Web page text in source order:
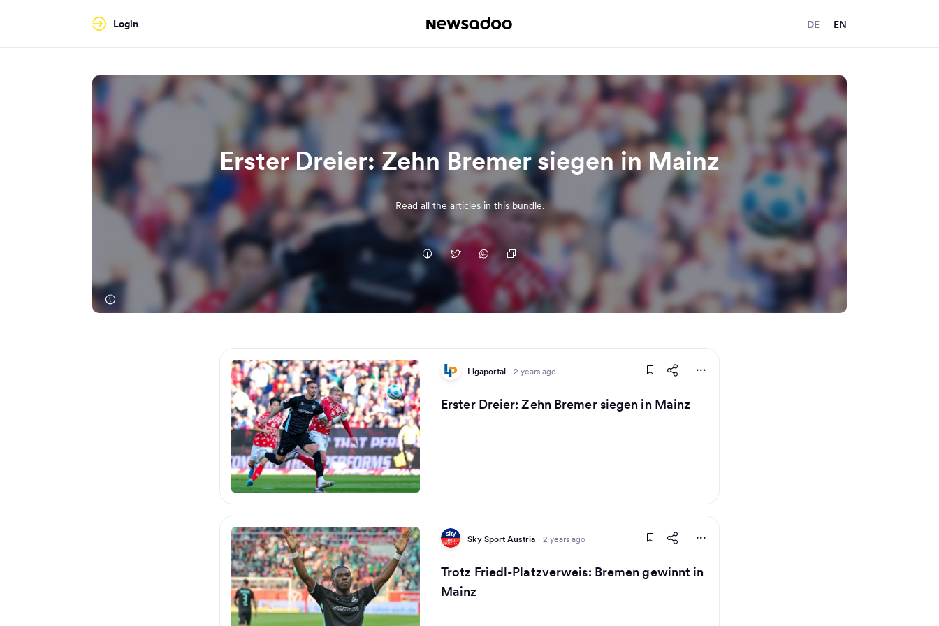
Login DE EN
Erster Dreier: Zehn Bremer siegen in Mainz
Read all the articles in this bundle.
Ligaportal · 2 years ago
Erster Dreier: Zehn Bremer siegen in Mainz
Sky Sport Austria · 2 years ago
Trotz Friedl-Platzverweis: Bremen gewinnt in
Mainz